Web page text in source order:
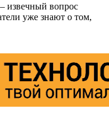
извечный вопрос
уже знают о том,